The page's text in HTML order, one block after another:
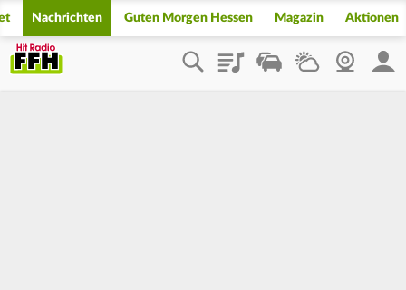
Nachrichten Guten Morgen Hessen Magazin Aktionen
PlaylistStaupilotWetterWebcam